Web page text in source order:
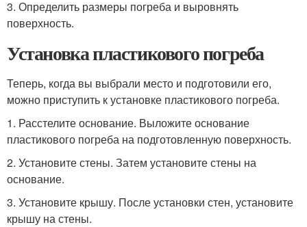
3. Определить размеры погреба и выровнять
поверхность.
Установка пластикового погреба
Теперь, когда вы выбрали место и подготовили его,
можно приступить к установке пластикового погреба.
1. Расстелите основание. Выложите основание
пластикового погреба на подготовленную поверхность.
2. Установите стены. Затем установите стены на
основание.
3. Установите крышу. После установки стен, установите
крышу на стены.